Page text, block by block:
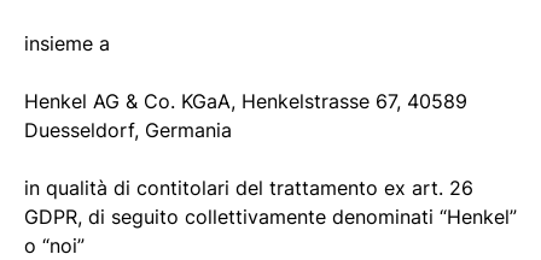
insieme a
Henkel AG & Co. KGaA, Henkelstrasse 67, 40589
Duesseldorf, Germania
in qualità di contitolari del trattamento ex art. 26
GDPR, di seguito collettivamente denominati “Henkel”
o “noi”